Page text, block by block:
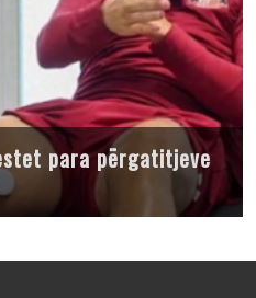
para përgatitjeve